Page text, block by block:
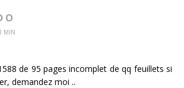
O
MIN
de 95 pages incomplet de qq feuillets si
demandez moi ..